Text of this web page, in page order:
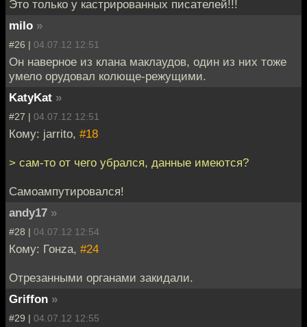
Это только у кастрированных писателей!!!
milo »
#26 | 04.07.12 12:51
Он наверное из клана маклаудов, один из них тоже
умело орудовал колюще-режущими.
KatyKat »
#27 | 04.07.12 12:51
Кому: jarrito, #18
> сам-то от чего убрался, данные имеются?
Самоампутировался!
andy17 »
#28 | 04.07.12 12:54
Кому: Гонzа, #24
Отрезанными органами закидали.
Griffon »
#29 | 04.07.12 12:55